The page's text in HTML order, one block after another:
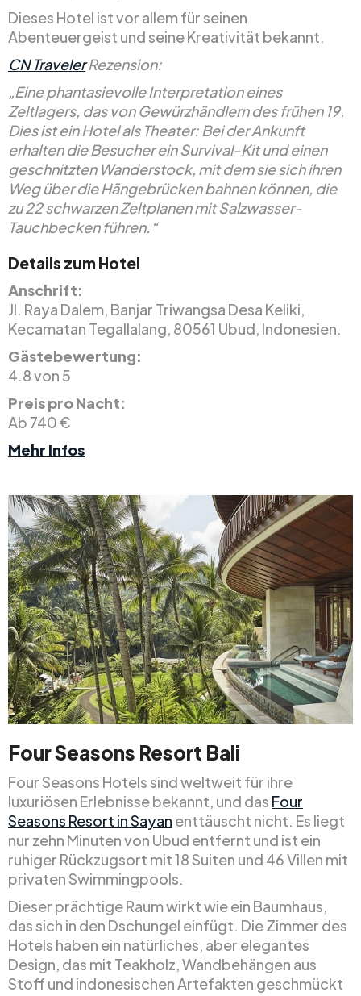
Dieses Hotel ist vor allem für seinen
Abenteuergeist und seine Kreativität bekannt.
CN TravelerRezension:
„Eine phantasievolle Interpretation eines
Zeltlagers, das von Gewürzhändlern des frühen 19.
Dies ist ein Hotel als Theater: Bei der Ankunft
erhalten die Besucher ein Survival-Kit und einen
geschnitzten Wanderstock, mit dem sie sich ihren
Weg über die Hängebrücken bahnen können, die
zu 22 schwarzen Zeltplanen mit Salzwasser-
Tauchbecken führen.“
Details zum Hotel
Anschrift:
Jl. Raya Dalem, Banjar Triwangsa Desa Keliki,
Kecamatan Tegallalang, 80561 Ubud, Indonesien.
Gästebewertung:
4.8 von 5
Preis pro Nacht:
Ab 740 €
Mehr Infos
Four Seasons Resort Bali
Four Seasons Hotels sind weltweit für ihre
luxuriösen Erlebnisse bekannt, und das Four
Seasons Resort in Sayan enttäuscht nicht. Es liegt
nur zehn Minuten von Ubud entfernt und ist ein
ruhiger Rückzugsort mit 18 Suiten und 46 Villen mit
privaten Swimmingpools.
Dieser prächtige Raum wirkt wie ein Baumhaus,
das sich in den Dschungel einfügt. Die Zimmer des
Hotels haben ein natürliches, aber elegantes
Design, das mit Teakholz, Wandbehängen aus
Stoff und indonesischen Artefakten geschmückt